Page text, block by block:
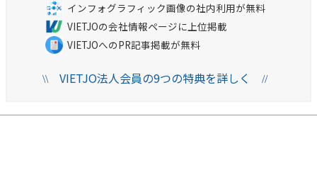
インフォグラフィック画像の社内利用が無料
VIETJOの会社情報ページに上位掲載
VIETJOへのPR記事掲載が無料
\\VIETJO法人会員の9つの特典を詳しく //